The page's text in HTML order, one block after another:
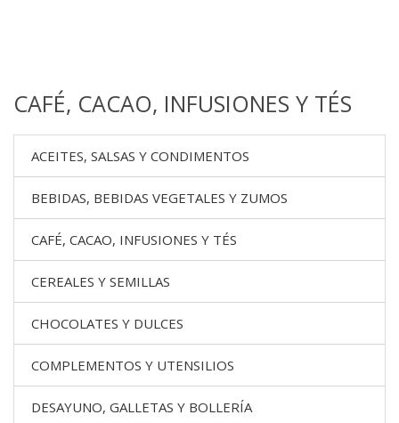
CAFÉ, CACAO, INFUSIONES Y TÉS
ACEITES, SALSAS Y CONDIMENTOS
BEBIDAS, BEBIDAS VEGETALES Y ZUMOS
CAFÉ, CACAO, INFUSIONES Y TÉS
CEREALES Y SEMILLAS
CHOCOLATES Y DULCES
COMPLEMENTOS Y UTENSILIOS
DESAYUNO, GALLETAS Y BOLLERÍA